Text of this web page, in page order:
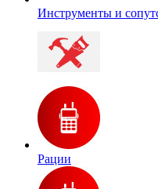
Инструменты и
Рации